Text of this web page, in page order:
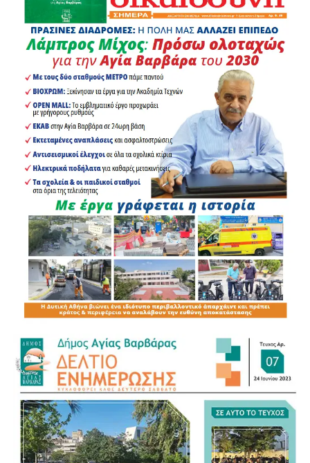
Την εκδήλωση χαιρέτισαν ο Υπουργός Περιβάλλοντος και
Ενέργειας Σταύρος Παπασταύρου, ο Ευρωβουλευτής
Φρέντι Μπελέρης, οι ιδρυτές της Ομάδας Αλήθειας Κίμων
Μπένος και Κώστας Δογάνης, ο πρόεδρος της ΟΝΝΕΔ
Δυτικής Αθήνας Νίκος Βυτινιώτης, ενώ μήνυμα απηύθυνε
μέσω βιντεοσκοπημένης παρέμβασης και ο Υπουργός
Υγείας Άδωνις Γεωργιάδης.
Η εκδήλωση ολοκληρώθηκε με συζήτηση και ανταλλαγή
απόψεων με τους πολίτες, σε μια βραδιά όπου
της Δυτικής Αθήνας για τα επόμενα χρόνια.
Στην εκδήλωση παρευρέθηκαν:
ΝΙΚΟΣ ΖΕΝΕΤΟΣ ΠΡΩΗΝ ΔΗΜΑΡΧΟΣ ΙΛΙΟΥ
ΒΑΓΓΕΛΗΣ ΝΤΗΝΙΑΚΟΣ ΠΡΩΗΝ ΔΗΜΑΡΧΟΣ
ΧΑΙΔΑΡΙΟΥ
ανοίγουμε έναν ουσιαστικό διάλογο και θέτουμε στο
επίκεντρο νέες προτάσεις και ιδέες. Γιατί η Ελλάδα του
2030 χτίζεται με ευθύνη, προτάσεις και συνεργασία.
Ξεκινάμε…Μαζί!»
Αναμένουμε να δούμε τις επόμενες κινήσεις του.